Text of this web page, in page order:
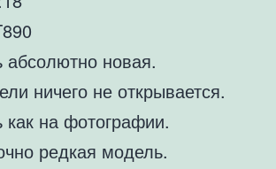
новая.
ничего не открывается.
на фотографии.
редкая модель.